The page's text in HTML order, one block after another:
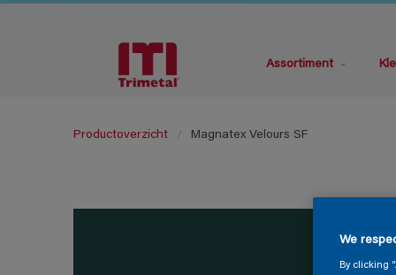
Assortiment
Productoverzicht Magnatex Velours SF
We
By clicking